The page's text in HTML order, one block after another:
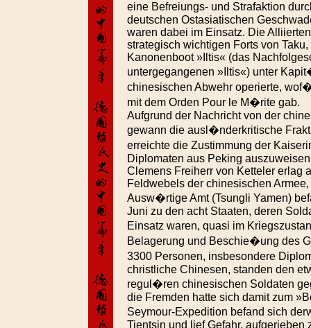
eine Befreiungs- und Strafaktion
deutschen Ostasiatischen
waren dabei im Einsatz. Die
strategisch wichtigen Forts von
Kanonenboot »Iltis« (das
untergegangenen »Iltis«) unter
chinesischen Abwehr operierte,
mit dem Orden Pour le M�rite gab.
Aufgrund der Nachricht von der
gewann die ausl�nderkritische
erreichte die Zustimmung der
Diplomaten aus Peking
Clemens Freiherr von Ketteler erlag
Feldwebels der chinesischen
Ausw�rtige Amt (Tsungli Yamen)
Juni zu den acht Staaten, deren
Einsatz waren, quasi im
Belagerung und Beschie�ung des
3300 Personen, insbesondere
christliche Chinesen, standen den
regul�ren chinesischen Soldaten
die Fremden hatte sich damit zum
Seymour-Expedition befand sich
Tientsin und lief Gefahr, aufgerieben